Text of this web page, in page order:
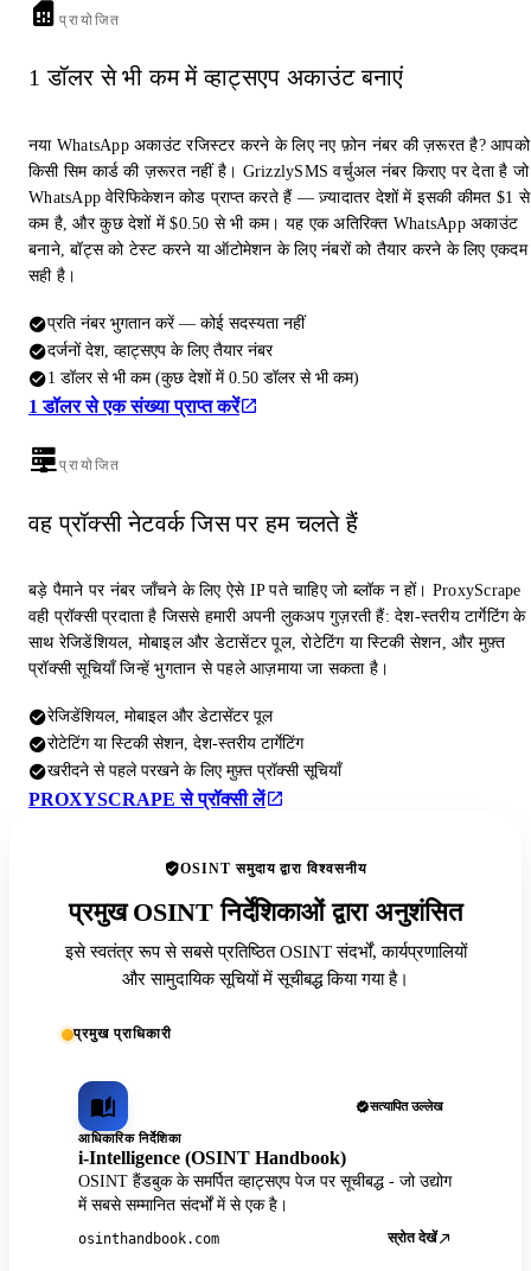
प्रायोजित
1 डॉलर से भी कम में व्हाट्सएप अकाउंट बनाएं
नया WhatsApp अकाउंट रजिस्टर करने के लिए नए फ़ोन नंबर की ज़रूरत है? आपको
किसी सिम कार्ड की ज़रूरत नहीं है। GrizzlySMS वर्चुअल नंबर किराए पर देता है जो
WhatsApp वेरिफिकेशन कोड प्राप्त करते हैं — ज़्यादातर देशों में इसकी कीमत $1 से
कम है, और कुछ देशों में $0.50 से भी कम। यह एक अतिरिक्त WhatsApp अकाउंट
बनाने, बॉट्स को टेस्ट करने या ऑटोमेशन के लिए नंबरों को तैयार करने के लिए एकदम
सही है।
प्रति नंबर भुगतान करें — कोई सदस्यता नहीं
दर्जनों देश, व्हाट्सएप के लिए तैयार नंबर
1 डॉलर से भी कम (कुछ देशों में 0.50 डॉलर से भी कम)
1 डॉलर से एक संख्या प्राप्त करें
प्रायोजित
वह प्रॉक्सी नेटवर्क जिस पर हम चलते हैं
बड़े पैमाने पर नंबर जाँचने के लिए ऐसे IP पते चाहिए जो ब्लॉक न हों। ProxyScrape
वही प्रॉक्सी प्रदाता है जिससे हमारी अपनी लुकअप गुज़रती हैं: देश-स्तरीय टार्गेटिंग के
साथ रेजिडेंशियल, मोबाइल और डेटासेंटर पूल, रोटेटिंग या स्टिकी सेशन, और मुफ़्त
प्रॉक्सी सूचियाँ जिन्हें भुगतान से पहले आज़माया जा सकता है।
रेजिडेंशियल, मोबाइल और डेटासेंटर पूल
रोटेटिंग या स्टिकी सेशन, देश-स्तरीय टार्गेटिंग
खरीदने से पहले परखने के लिए मुफ़्त प्रॉक्सी सूचियाँ
PROXYSCRAPE से प्रॉक्सी लें
OSINT समुदाय द्वारा विश्वसनीय
प्रमुख OSINT निर्देशिकाओं द्वारा अनुशंसित
इसे स्वतंत्र रूप से सबसे प्रतिष्ठित OSINT संदर्भों, कार्यप्रणालियों
और सामुदायिक सूचियों में सूचीबद्ध किया गया है।
प्रमुख प्राधिकारी
सत्यापित उल्लेख
आधिकारिक निर्देशिका
i-Intelligence (OSINT Handbook)
OSINT हैंडबुक के समर्पित व्हाट्सएप पेज पर सूचीबद्ध - जो उद्योग
में सबसे सम्मानित संदर्भों में से एक है।
osinthandbook.com स्रोत देखें